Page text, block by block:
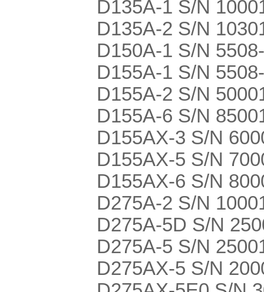
D135A-1 S/N
D135A-2 S/N
D150A-1 S/N
D155A-1 S/N
D155A-2 S/N
D155A-6 S/N
D155AX-3 S/N
D155AX-5 S/N
D155AX-6 S/N
D275A-2 S/N
D275A-5D S/N
D275A-5 S/N
D275AX-5 S/N